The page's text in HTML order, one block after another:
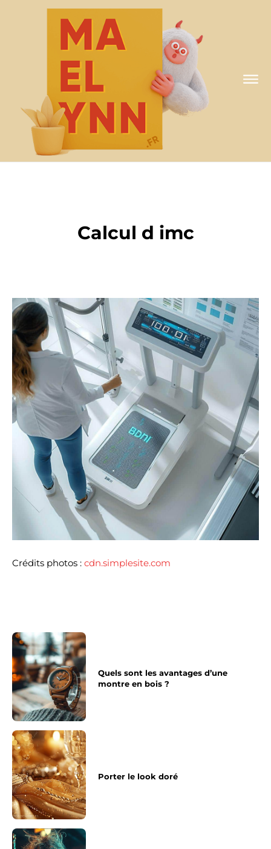
Calcul d imc
Crédits photos : cdn.simplesite.com
Quels sont les avantages d’une
montre en bois ?
Porter le look doré